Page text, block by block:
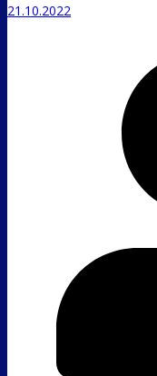
21.10.2022